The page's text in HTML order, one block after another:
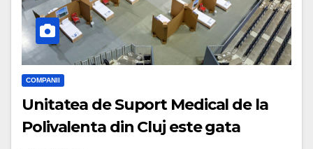
COMPANII
Unitatea de Suport Medical de la
Polivalenta din Cluj este gata